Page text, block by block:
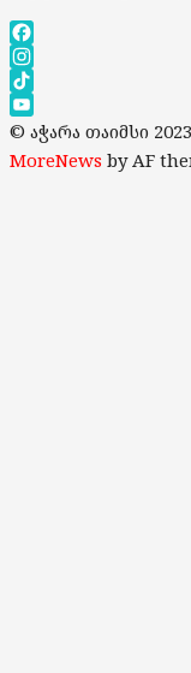
Facebook
Instagram
TikTok
YouTube
Channel
© აჭარა თაიმსი
MoreNews by AF